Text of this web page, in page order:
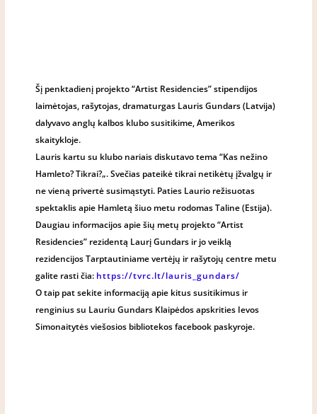
Šį penktadienį projekto “Artist Residencies” stipendijos
laimėtojas, rašytojas, dramaturgas Lauris Gundars (Latvija)
dalyvavo anglų kalbos klubo susitikime, Amerikos
skaitykloje.
Lauris kartu su klubo nariais diskutavo tema “Kas nežino
Hamleto? Tikrai?„. Svečias pateikė tikrai netikėtų įžvalgų ir
ne vieną privertė susimąstyti. Paties Laurio režisuotas
spektaklis apie Hamletą šiuo metu rodomas Taline (Estija).
Daugiau informacijos apie šių metų projekto “Artist
Residencies” rezidentą Laurį Gundars ir jo veiklą
rezidencijos Tarptautiniame vertėjų ir rašytojų centre metu
galite rasti čia: https://tvrc.lt/lauris_gundars/
O taip pat sekite informaciją apie kitus susitikimus ir
renginius su Lauriu Gundars Klaipėdos apskrities Ievos
Simonaitytės viešosios bibliotekos facebook paskyroje.